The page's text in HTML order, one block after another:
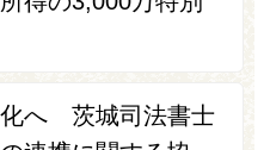
化へ 茨城司法書士